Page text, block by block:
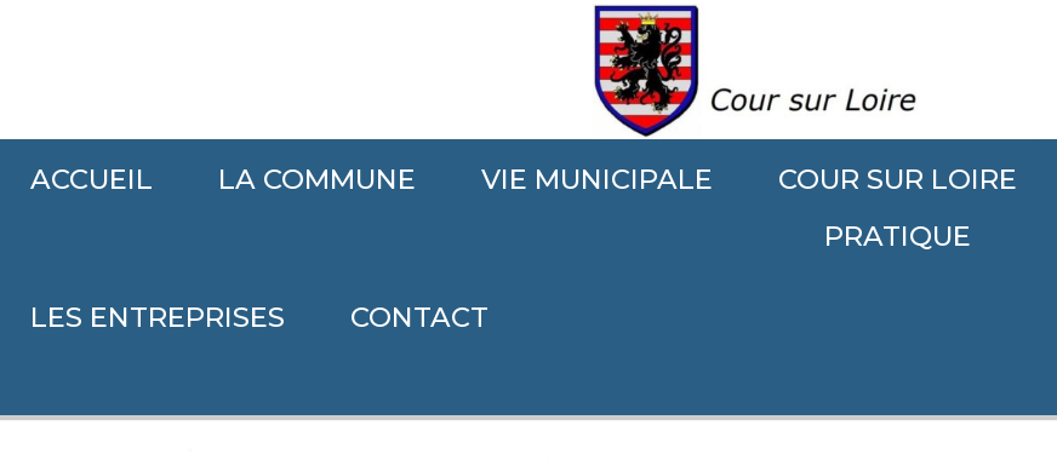
ACCUEIL
LA COMMUNE
VIE MUNICIPALE
COUR SUR LOIRE
PRATIQUE
LES ENTREPRISES
CONTACT
Arrêté carburant